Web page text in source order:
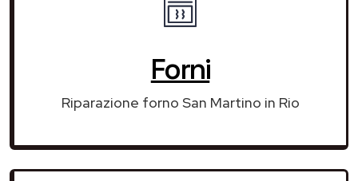
Forni
Riparazione forno San Martino in Rio